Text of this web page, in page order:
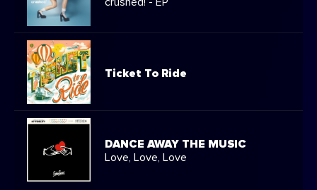
crushed! - EP
Ticket To Ride
DANCE AWAY THE MUSIC
Love, Love, Love